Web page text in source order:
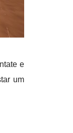
e
um